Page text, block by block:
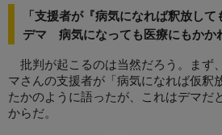
「支援者が『病気になれば釈放し
デマ 病気になっても医療にもかか
批判が起こるのは当然だろう。まず
マさんの支援者が「病気になれば仮釈
たかのように語ったが、これはデマだ
からだ。